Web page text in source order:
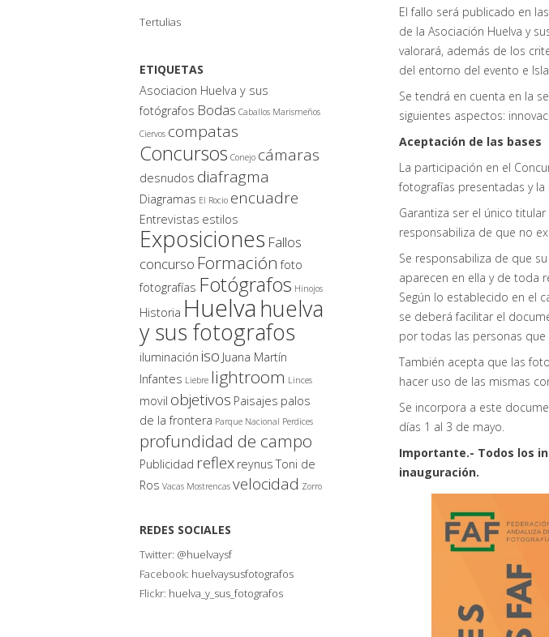
Tertulias
ETIQUETAS
Asociacion Huelva y sus
fotógrafos Bodas Caballos Marismeños
Ciervos compatas
Concursos Conejo cámaras
desnudos diafragma
Diagramas El Rocio encuadre
Entrevistas estilos
Exposiciones Fallos
concurso Formación foto
fotografías Fotógrafos Hinojos
Historia Huelvahuelva
y sus fotografos
iluminación iso Juana Martín
Infantes Liebre lightroom Linces
movil objetivos Paisajes palos
de la frontera Parque Nacional Perdices
profundidad de campo
Publicidad reflex reynus Toni de
Ros Vacas Mostrencas velocidad Zorro
REDES SOCIALES
Twitter: @huelvaysf
Facebook: huelvaysusfotografos
Flickr: huelva_y_sus_fotografos
El fallo será publicado en
de la Asociación Huelva y
valorará, además de los
del entorno del evento e
Se tendrá en cuenta en la
siguientes aspectos:
Aceptación de las bases
La participación en el
fotografías presentadas y
Garantiza ser el único
responsabiliza de que no
Se responsabiliza de que
aparecen en ella y de toda
Según lo establecido en el
se deberá facilitar el
por todas las personas que
También acepta que las
hacer uso de las mismas
Se incorpora a este
días 1 al 3 de mayo.
Importante.- Todos los
inauguración.